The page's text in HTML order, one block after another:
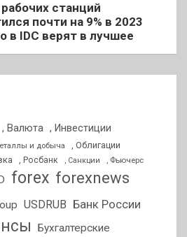
станций
почти на 9% в 2023
в IDC верят в лучшее
, Валюта , Инвестиции
и добыча , Облигации
, Росбанк , Санкции , Фьючерс
forex forexnews
USDRUB Банк России
Бухгалтерские